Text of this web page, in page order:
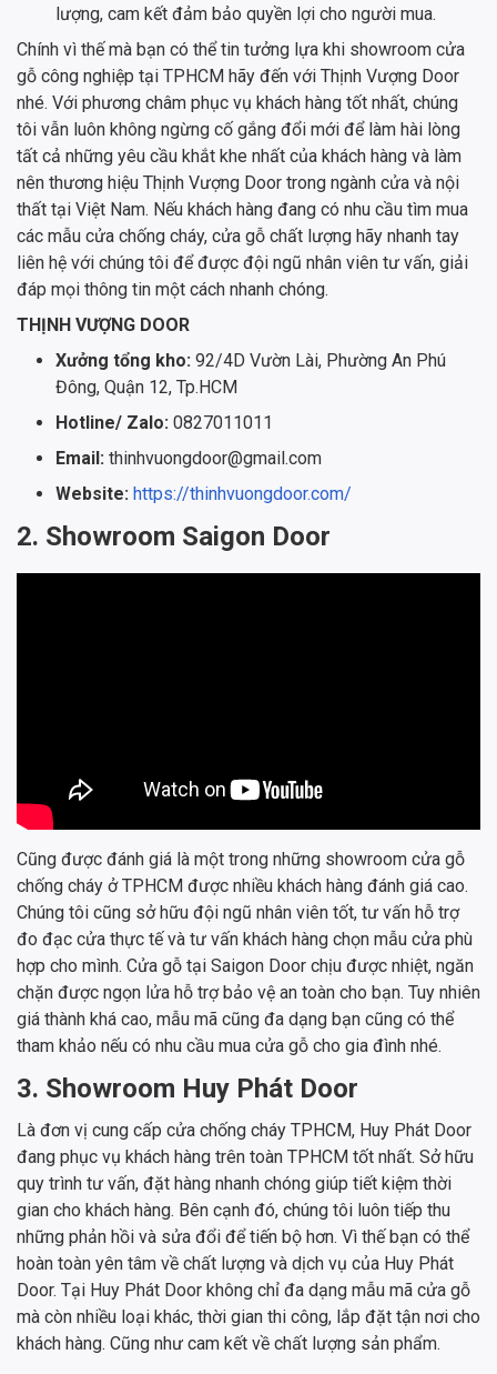
lượng, cam kết đảm bảo quyền lợi cho người mua.
Chính vì thế mà bạn có thể tin tưởng lựa khi showroom cửa
gỗ công nghiệp tại TPHCM hãy đến với Thịnh Vượng Door
nhé. Với phương châm phục vụ khách hàng tốt nhất, chúng
tôi vẫn luôn không ngừng cố gắng đổi mới để làm hài lòng
tất cả những yêu cầu khắt khe nhất của khách hàng và làm
nên thương hiệu Thịnh Vượng Door trong ngành cửa và nội
thất tại Việt Nam. Nếu khách hàng đang có nhu cầu tìm mua
các mẫu cửa chống cháy, cửa gỗ chất lượng hãy nhanh tay
liên hệ với chúng tôi để được đội ngũ nhân viên tư vấn, giải
đáp mọi thông tin một cách nhanh chóng.
THỊNH VƯỢNG DOOR
Xưởng tổng kho: 92/4D Vườn Lài, Phường An Phú
Đông, Quận 12, Tp.HCM
Hotline/ Zalo: 0827011011
Email: thinhvuongdoor@gmail.com
Website: https://thinhvuongdoor.com/
2. Showroom Saigon Door
Cũng được đánh giá là một trong những showroom cửa gỗ
chống cháy ở TPHCM được nhiều khách hàng đánh giá cao.
Chúng tôi cũng sở hữu đội ngũ nhân viên tốt, tư vấn hỗ trợ
đo đạc cửa thực tế và tư vấn khách hàng chọn mẫu cửa phù
hợp cho mình. Cửa gỗ tại Saigon Door chịu được nhiệt, ngăn
chặn được ngọn lửa hỗ trợ bảo vệ an toàn cho bạn. Tuy nhiên
giá thành khá cao, mẫu mã cũng đa dạng bạn cũng có thể
tham khảo nếu có nhu cầu mua cửa gỗ cho gia đình nhé.
3. Showroom Huy Phát Door
Là đơn vị cung cấp cửa chống cháy TPHCM, Huy Phát Door
đang phục vụ khách hàng trên toàn TPHCM tốt nhất. Sở hữu
quy trình tư vấn, đặt hàng nhanh chóng giúp tiết kiệm thời
gian cho khách hàng. Bên cạnh đó, chúng tôi luôn tiếp thu
những phản hồi và sửa đổi để tiến bộ hơn. Vì thế bạn có thể
hoàn toàn yên tâm về chất lượng và dịch vụ của Huy Phát
Door. Tại Huy Phát Door không chỉ đa dạng mẫu mã cửa gỗ
mà còn nhiều loại khác, thời gian thi công, lắp đặt tận nơi cho
khách hàng. Cũng như cam kết về chất lượng sản phẩm.